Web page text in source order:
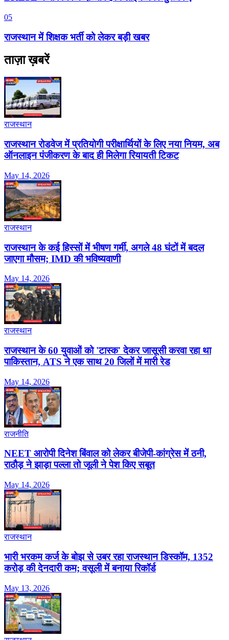
05
राजस्थान में शिक्षक भर्ती को लेकर बड़ी खबर
ताज़ा ख़बरें
राजस्थान
राजस्थान रोडवेज में प्रतियोगी परीक्षार्थियों के लिए नया नियम, अब
ऑनलाइन पंजीकरण के बाद ही मिलेगा रियायती टिकट
May 14, 2026
राजस्थान
राजस्थान के कई हिस्सों में भीषण गर्मी, अगले 48 घंटों में बदल
जाएगा मौसम; IMD की भविष्यवाणी
May 14, 2026
राजस्थान
राजस्थान के 60 युवाओं को 'टास्क' देकर जासूसी करवा रहा था
पाकिस्तान, ATS ने एक साथ 20 जिलों में मारी रेड
May 14, 2026
राजनीति
NEET आरोपी दिनेश बिंवाल को लेकर बीजेपी-कांग्रेस में ठनी,
राठौड़ ने झाड़ा पल्ला तो जूली ने पेश किए सबूत
May 14, 2026
राजस्थान
भारी भरकम कर्ज के बोझ से उबर रहा राजस्थान डिस्कॉम, 1352
करोड़ की देनदारी कम; वसूली में बनाया रिकॉर्ड
May 13, 2026